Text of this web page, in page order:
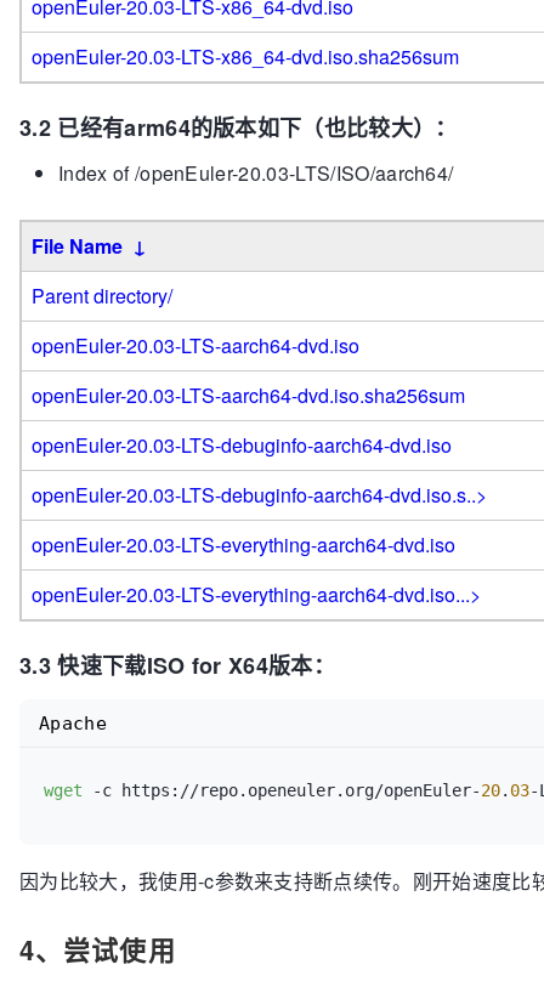
openEuler-20.03-LTS-x86_64-dvd.iso
openEuler-20.03-LTS-x86_64-dvd.iso.sha256sum
3.2 已经有arm64的版本如下（也比较大）：
Index of /openEuler-20.03-LTS/ISO/aarch64/
File Name ↓
Parent directory/
openEuler-20.03-LTS-aarch64-dvd.iso
openEuler-20.03-LTS-aarch64-dvd.iso.sha256sum
openEuler-20.03-LTS-debuginfo-aarch64-dvd.iso
openEuler-20.03-LTS-debuginfo-aarch64-dvd.iso.s..>
openEuler-20.03-LTS-everything-aarch64-dvd.iso
openEuler-20.03-LTS-everything-aarch64-dvd.iso...>
3.3 快速下载ISO for X64版本：
wget -c https://repo.openeuler.org/openEuler-20. 03-
Apache
因为比较大，我使用-c参数来支持断点续传。刚开始速度
4、尝试使用